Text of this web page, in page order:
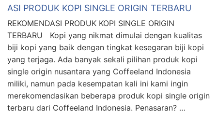
ASI PRODUK KOPI SINGLE ORIGIN TERBARU
REKOMENDASI PRODUK KOPI SINGLE ORIGIN
TERBARU Kopi yang nikmat dimulai dengan kualitas
biji kopi yang baik dengan tingkat kesegaran biji kopi
yang terjaga. Ada banyak sekali pilihan produk kopi
single origin nusantara yang Coffeeland Indonesia
miliki, namun pada kesempatan kali ini kami ingin
merekomendasikan beberapa produk kopi single origin
terbaru dari Coffeeland Indonesia. Penasaran? …